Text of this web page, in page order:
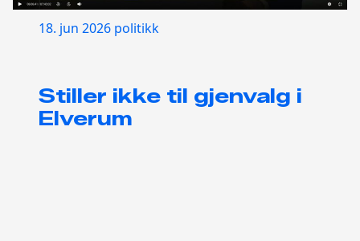
18. jun 2026 politikk
Stiller ikke til gjenvalg i
Elverum